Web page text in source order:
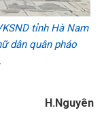
tỉnh Hà Nam
dân quân pháo
H.Nguyên